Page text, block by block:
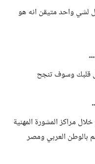
واحد متيقن انه هو
قلبك وسوف تنجح
مراكز المشورة المهنية
بالوطن العربي ومصر